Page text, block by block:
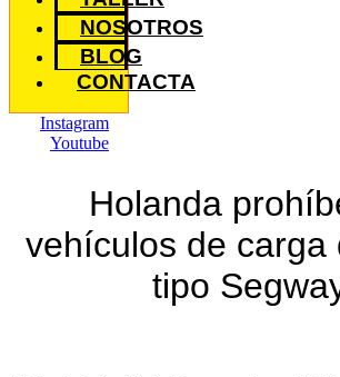
NOSOTROS
BLOG
CONTACTA
Instagram
Youtube
Holanda
vehículos de carga
tipo